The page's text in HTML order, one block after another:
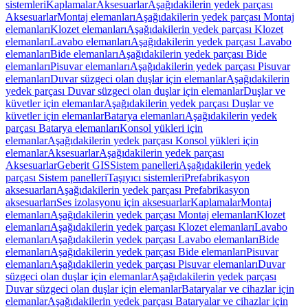
sistemleriKaplamalarAksesuarlarAşağıdakilerin yedek parçası
AksesuarlarMontaj elemanlarıAşağıdakilerin yedek parçası Montaj
elemanlarıKlozet elemanlarıAşağıdakilerin yedek parçası Klozet
elemanlarıLavabo elemanlarıAşağıdakilerin yedek parçası Lavabo
elemanlarıBide elemanlarıAşağıdakilerin yedek parçası Bide
elemanlarıPisuvar elemanlarıAşağıdakilerin yedek parçası Pisuvar
elemanlarıDuvar süzgeci olan duşlar için elemanlarAşağıdakilerin
yedek parçası Duvar süzgeci olan duşlar için elemanlarDuşlar ve
küvetler için elemanlarAşağıdakilerin yedek parçası Duşlar ve
küvetler için elemanlarBatarya elemanlarıAşağıdakilerin yedek
parçası Batarya elemanlarıKonsol yükleri için
elemanlarAşağıdakilerin yedek parçası Konsol yükleri için
elemanlarAksesuarlarAşağıdakilerin yedek parçası
AksesuarlarGeberit GISSistem panelleriAşağıdakilerin yedek
parçası Sistem panelleriTaşıyıcı sistemleriPrefabrikasyon
aksesuarlarıAşağıdakilerin yedek parçası Prefabrikasyon
aksesuarlarıSes izolasyonu için aksesuarlarKaplamalarMontaj
elemanlarıAşağıdakilerin yedek parçası Montaj elemanlarıKlozet
elemanlarıAşağıdakilerin yedek parçası Klozet elemanlarıLavabo
elemanlarıAşağıdakilerin yedek parçası Lavabo elemanlarıBide
elemanlarıAşağıdakilerin yedek parçası Bide elemanlarıPisuvar
elemanlarıAşağıdakilerin yedek parçası Pisuvar elemanlarıDuvar
süzgeci olan duşlar için elemanlarAşağıdakilerin yedek parçası
Duvar süzgeci olan duşlar için elemanlarBataryalar ve cihazlar için
elemanlarAşağıdakilerin yedek parçası Bataryalar ve cihazlar için